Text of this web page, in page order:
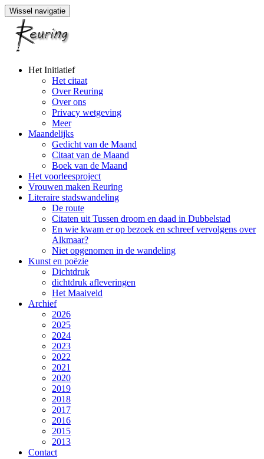
Wissel navigatie
Naar
Het Initiatief
Het citaat
Over Reuring
Over ons
Privacy wetgeving
Meer
Maandelijks
Gedicht van de Maand
Citaat van de Maand
Boek van de Maand
Het voorleesproject
Vrouwen maken Reuring
Literaire stadswandeling
De route
Citaten uit Tussen droom en daad in Dubbelstad
En wie kwam er op bezoek en schreef vervolgens over
Alkmaar?
Niet opgenomen in de wandeling
Kunst en poëzie
Dichtdruk
dichtdruk afleveringen
Het Maaiveld
Archief
2026
2025
2024
2023
2022
2021
2020
2019
2018
2017
2016
2015
2013
Contact